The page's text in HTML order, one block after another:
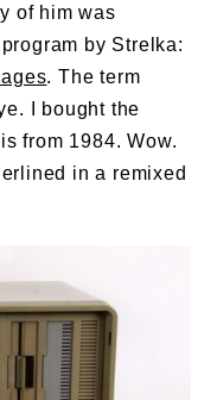
of him was
by Strelka:
. The term
I bought the
from 1984. Wow.
in a remixed